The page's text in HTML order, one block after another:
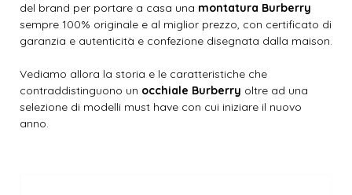
del brand per portare a casa una montatura Burberry
sempre 100% originale e al miglior prezzo, con certificato di
garanzia e autenticità e confezione disegnata dalla maison.
Vediamo allora la storia e le caratteristiche che
contraddistinguono un occhiale Burberry oltre ad una
selezione di modelli must have con cui iniziare il nuovo
anno.